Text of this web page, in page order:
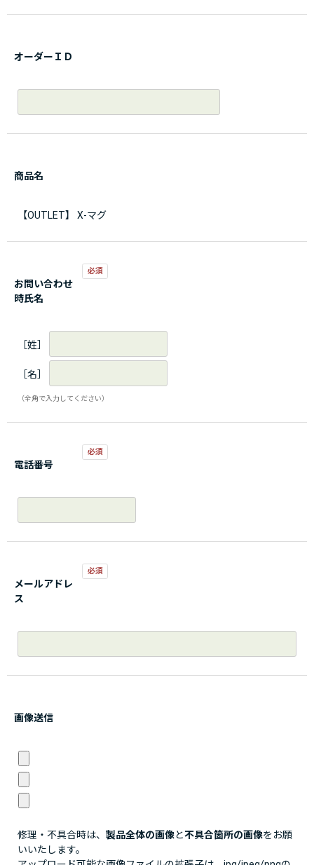
オーダーＩＤ
商品名
【OUTLET】 X-マグ
お問い合わせ
時氏名
［姓］
［名］
（全角で入力してください）
電話番号
メールアドレ
ス
画像送信
修理・不具合時は、 製品全体の画像と不具合箇所の画像をお願
いいたします。